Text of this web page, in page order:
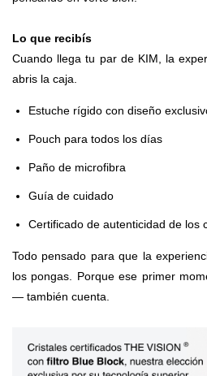
Lo que recibís
Cuando llega tu par de KIM, la
abris la caja.
Estuche rígido con diseño
Pouch para todos los días
Paño de microfibra
Guía de cuidado
Certificado de autenticidad de los
Todo pensado para que la
los pongas. Porque ese primer
— también cuenta.